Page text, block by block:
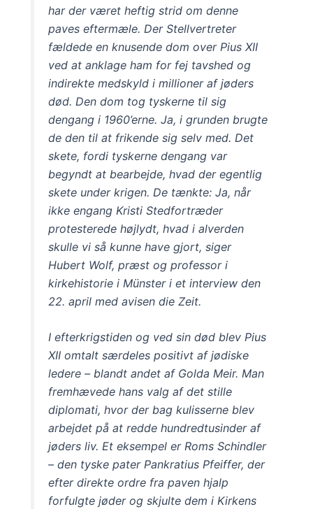
har der været heftig strid om denne
paves eftermæle. Der Stellvertreter
fældede en knusende dom over Pius XII
ved at anklage ham for fej tavshed og
indirekte medskyld i millioner af jøders
død. Den dom tog tyskerne til sig
dengang i 1960’erne. Ja, i grunden brugte
de den til at frikende sig selv med. Det
skete, fordi tyskerne dengang var
begyndt at bearbejde, hvad der egentlig
skete under krigen. De tænkte: Ja, når
ikke engang Kristi Stedfortræder
protesterede højlydt, hvad i alverden
skulle vi så kunne have gjort, siger
Hubert Wolf, præst og professor i
kirkehistorie i Münster i et interview den
22. april med avisen die Zeit.
I efterkrigstiden og ved sin død blev Pius
XII omtalt særdeles positivt af jødiske
ledere – blandt andet af Golda Meir. Man
fremhævede hans valg af det stille
diplomati, hvor der bag kulisserne blev
arbejdet på at redde hundredtusinder af
jøders liv. Et eksempel er Roms Schindler
– den tyske pater Pankratius Pfeiffer, der
efter direkte ordre fra paven hjalp
forfulgte jøder og skjulte dem i Kirkens